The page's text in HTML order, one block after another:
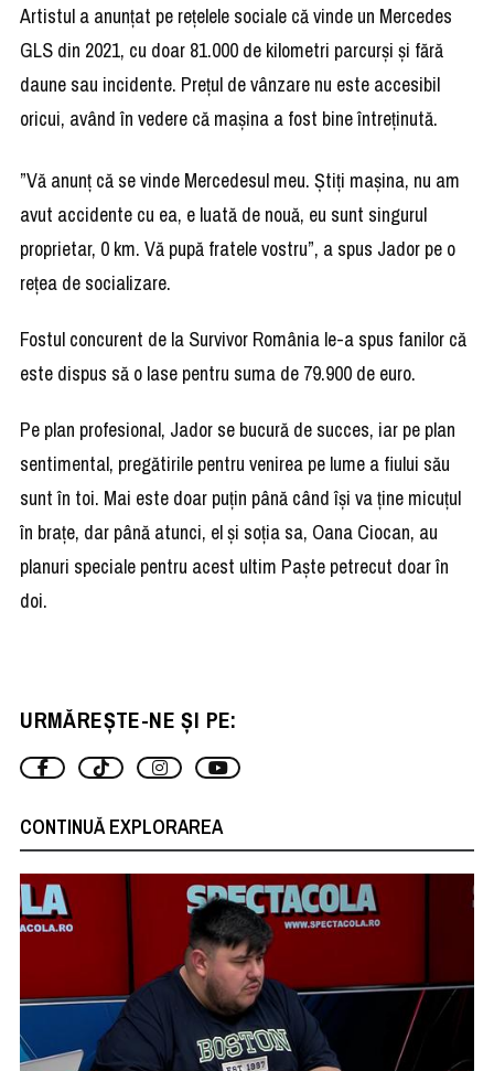
Artistul a anunțat pe rețelele sociale că vinde un Mercedes
GLS din 2021, cu doar 81.000 de kilometri parcurși și fără
daune sau incidente. Prețul de vânzare nu este accesibil
oricui, având în vedere că mașina a fost bine întreținută.
”Vă anunț că se vinde Mercedesul meu. Știți mașina, nu am
avut accidente cu ea, e luată de nouă, eu sunt singurul
proprietar, 0 km. Vă pupă fratele vostru”, a spus Jador pe o
rețea de socializare.
Fostul concurent de la Survivor România le-a spus fanilor că
este dispus să o lase pentru suma de 79.900 de euro.
Pe plan profesional, Jador se bucură de succes, iar pe plan
sentimental, pregătirile pentru venirea pe lume a fiului său
sunt în toi. Mai este doar puțin până când își va ține micuțul
în brațe, dar până atunci, el și soția sa, Oana Ciocan, au
planuri speciale pentru acest ultim Paște petrecut doar în
doi.
URMĂREȘTE-NE ȘI PE:
CONTINUĂ EXPLORAREA